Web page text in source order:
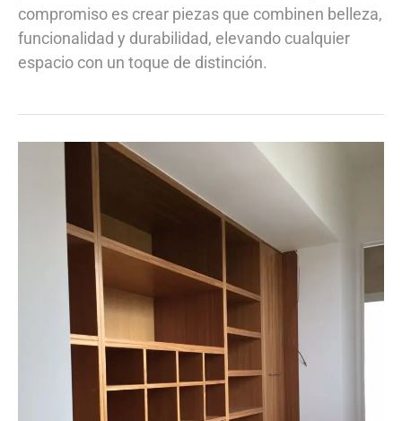
compromiso es crear piezas que combinen belleza,
funcionalidad y durabilidad, elevando cualquier
espacio con un toque de distinción.